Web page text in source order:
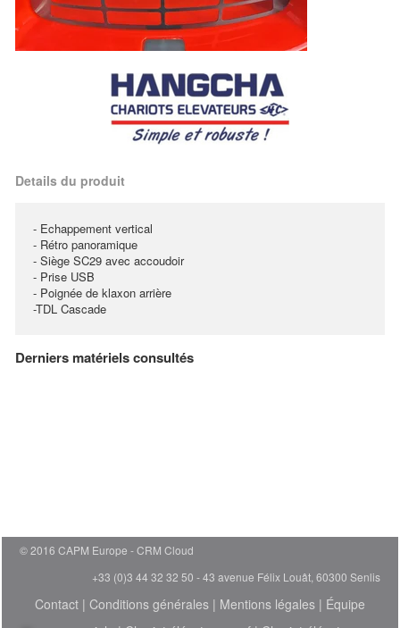
Details du produit
- Echappement vertical
- Rétro panoramique
- Siège SC29 avec accoudoir
- Prise USB
- Poignée de klaxon arrière
-TDL Cascade
Derniers matériels consultés
© 2016 CAPM Europe
CRM Cloud
+33 (0)3 44 32 32 50 - 43 avenue Félix Louât, 60300 Senlis
Contact | Conditions générales | Mentions légales | Équipe